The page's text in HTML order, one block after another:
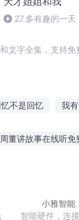
27.多有趣的一天
字全集，支持免
不是回忆 我
董讲故事在线听免
小雅智能
智能硬件，连